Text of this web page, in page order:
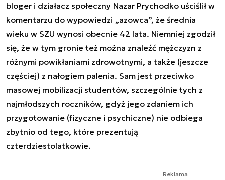
bloger i działacz społeczny Nazar Prychodko uściślił w
komentarzu do wypowiedzi „azowca”, że średnia
wieku w SZU wynosi obecnie 42 lata. Niemniej zgodził
się, że w tym gronie też można znaleźć mężczyzn z
różnymi powikłaniami zdrowotnymi, a także (jeszcze
częściej) z nałogiem palenia. Sam jest przeciwko
masowej mobilizacji studentów, szczególnie tych z
najmłodszych roczników, gdyż jego zdaniem ich
przygotowanie (fizyczne i psychiczne) nie odbiega
zbytnio od tego, które prezentują
czterdziestolatkowie.
Reklama